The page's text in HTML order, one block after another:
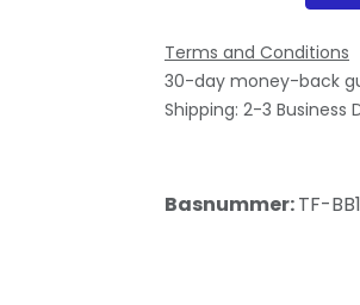
Terms and Conditions
30-day money-back
Shipping: 2-3 Business
Basnummer:TF-